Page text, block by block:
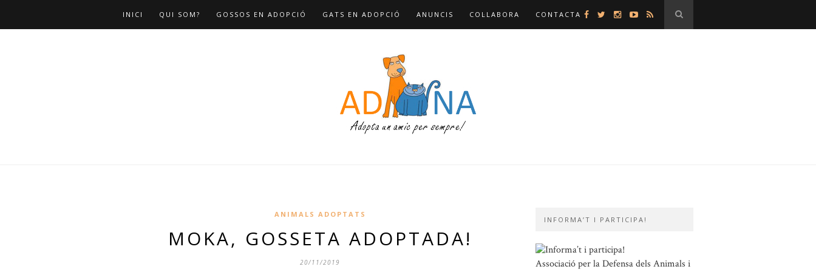
INICI QUI SOM? GOSSOS EN ADOPCIÓ GATS EN ADOPCIÓ ANUNCIS COL·LABORA CONTACTA
ANIMALS ADOPTATS
MOKA, GOSSETA ADOPTADA!
20/11/2019
INFORMA’T I PARTICIPA!
Associació per la Defensa dels Animals i